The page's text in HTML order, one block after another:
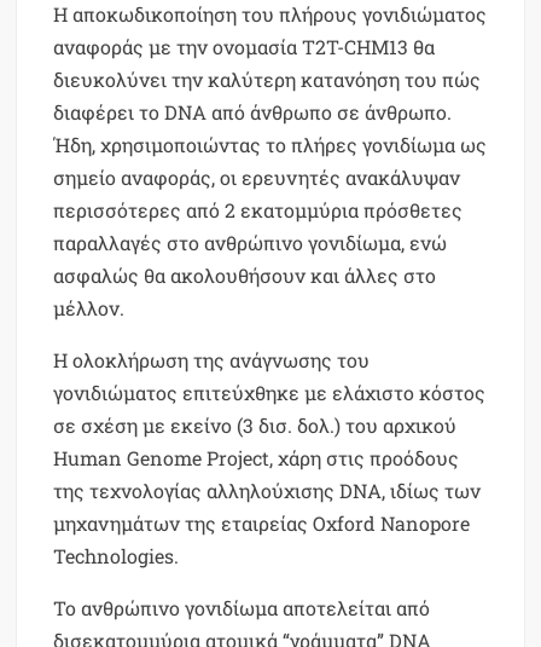
Η αποκωδικοποίηση του πλήρους γονιδιώματος
αναφοράς με την ονομασία T2T-CHM13 θα
διευκολύνει την καλύτερη κατανόηση του πώς
διαφέρει το DNA από άνθρωπο σε άνθρωπο.
Ήδη, χρησιμοποιώντας το πλήρες γονιδίωμα ως
σημείο αναφοράς, οι ερευνητές ανακάλυψαν
περισσότερες από 2 εκατομμύρια πρόσθετες
παραλλαγές στο ανθρώπινο γονιδίωμα, ενώ
ασφαλώς θα ακολουθήσουν και άλλες στο
μέλλον.
Η ολοκλήρωση της ανάγνωσης του
γονιδιώματος επιτεύχθηκε με ελάχιστο κόστος
σε σχέση με εκείνο (3 δισ. δολ.) του αρχικού
Human Genome Project, χάρη στις προόδους
της τεχνολογίας αλληλούχισης DNA, ιδίως των
μηχανημάτων της εταιρείας Oxford Nanopore
Technologies.
Το ανθρώπινο γονιδίωμα αποτελείται από
δισεκατομμύρια ατομικά “γράμματα” DNA